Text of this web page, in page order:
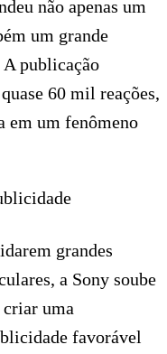
não apenas um
um grande
A publicação
60 mil reações,
em um fenômeno
grandes
a Sony soube
uma
favorável